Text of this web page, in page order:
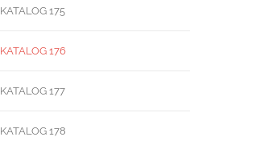
KATALOG 175
KATALOG 176
KATALOG 177
KATALOG 178